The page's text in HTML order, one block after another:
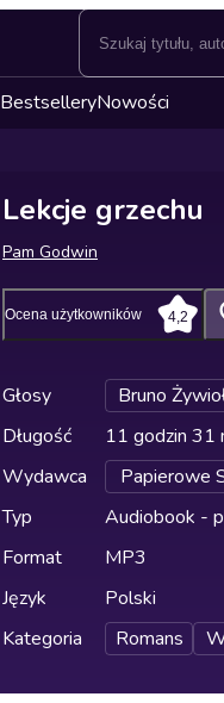
BestselleryNowości
Lekcje grzechu
Pam Godwin
Ocena użytkowników 4,2
Głosy Bruno
Długość
11 godzin 31
Wydawca
Papierowe
Typ
Audiobook -
Format
MP3
Język
Polski
Kategoria
Romans